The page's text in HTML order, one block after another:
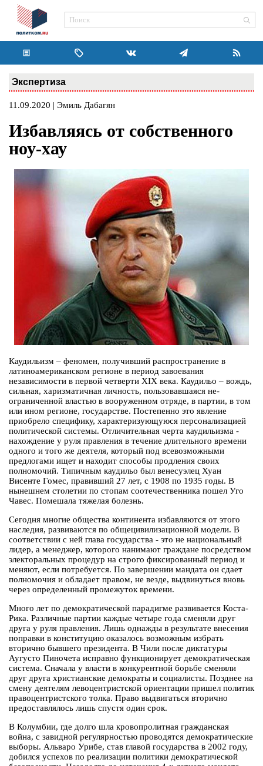
Экспертиза
11.09.2020 | Эмиль Дабагян
Избавляясь от собственного
ноу-хау
Каудильизм – феномен, получивший распространение в
латиноамериканском регионе в период завоевания
независимости в первой четверти XIX века. Каудильо – вождь,
сильная, харизматичная личность, пользовавшаяся не­
ограниченной властью в вооруженном отряде, в партии, в том
или ином ре­гионе, государстве. Постепенно это явление
приобрело специфику, характеризующуюся персонализацией
политической системы. Отличительная черта каудильизма -
нахождение у руля правления в течение длительного времени
одного и того же деятеля, который под всевозможными
предлогами ищет и находит способы продления своих
полномочий. Типичным каудильо был венесуэлец Хуан
Висенте Гомес, правивший 27 лет, с 1908 по 1935 годы. В
нынешнем столетии по стопам соотечественника пошел Уго
Чавес. Помешала тяжелая болезнь.
Сегодня многие общества континента избавляются от этого
наследия, развиваются по общецивилизационной модели. В
соответствии с ней глава государства - это не национальный
лидер, а менеджер, которого нанимают граждане посредством
электоральных процедур на строго фиксированный период и
меняют, если потребуется. По завершении мандата он сдает
полномочия и обладает правом, не везде, выдвинуться вновь
через определенный промежуток времени.
Много лет по демократической парадигме развивается Коста-
Рика. Различные партии каждые четыре года сменяли друг
друга у руля правления. Лишь однажды в результате внесения
поправки в конституцию оказалось возможным избрать
вторично бывшего президента. В Чили после диктатуры
Аугусто Пиночета исправно функционирует демократическая
система. Сначала у власти в конкурентной борьбе сменяли
друг друга христианские демократы и социалисты. Позднее на
смену деятелям левоцентристской ориентации пришел политик
правоцентристского толка. Право выдвигаться вторично
предоставлялось лишь спустя один срок.
В Колумбии, где долго шла кровопролитная гражданская
война, с завидной регулярностью проводятся демократические
выборы. Альваро Урибе, став главой государства в 2002 году,
добился успехов по реализации политики демократической